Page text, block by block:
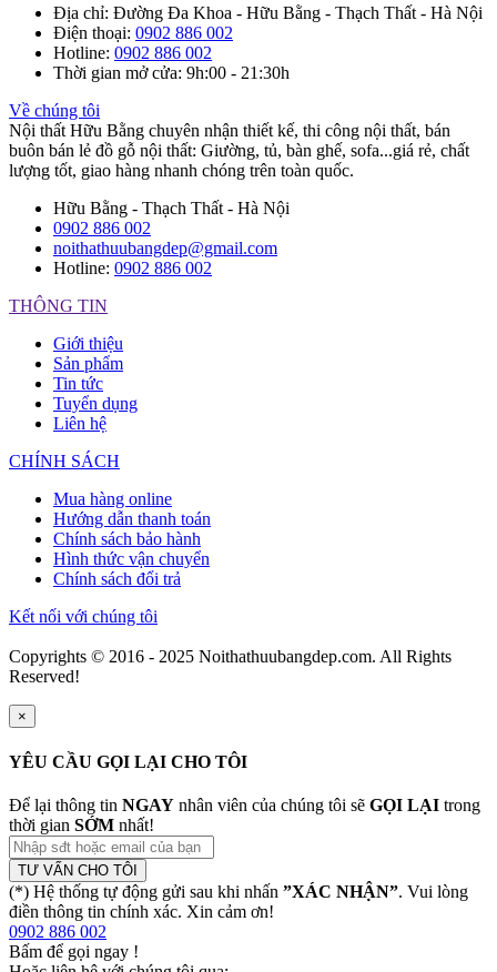
Địa chỉ: Đường Đa Khoa - Hữu Bằng - Thạch Thất - Hà Nội
Điện thoại: 0902 886 002
Hotline: 0902 886 002
Thời gian mở cửa: 9h:00 - 21:30h
Về chúng tôi
Nội thất Hữu Bằng chuyên nhận thiết kế, thi công nội thất, bán
buôn bán lẻ đồ gỗ nội thất: Giường, tủ, bàn ghế, sofa...giá rẻ, chất
lượng tốt, giao hàng nhanh chóng trên toàn quốc.
Hữu Bằng - Thạch Thất - Hà Nội
0902 886 002
noithathuubangdep@gmail.com
Hotline: 0902 886 002
THÔNG TIN
Giới thiệu
Sản phẩm
Tin tức
Tuyển dụng
Liên hệ
CHÍNH SÁCH
Mua hàng online
Hướng dẫn thanh toán
Chính sách bảo hành
Hình thức vận chuyển
Chính sách đổi trả
Kết nối với chúng tôi
Copyrights © 2016 - 2025 Noithathuubangdep.com. All Rights
Reserved!
×
YÊU CẦU GỌI LẠI CHO TÔI
Để lại thông tin NGAY nhân viên của chúng tôi sẽ GỌI LẠI trong
thời gian SỚM nhất!
TƯ VẤN CHO TÔI
(*) Hệ thống tự động gửi sau khi nhấn ”XÁC NHẬN”. Vui lòng
điền thông tin chính xác. Xin cảm ơn!
0902 886 002
Bấm để gọi ngay !